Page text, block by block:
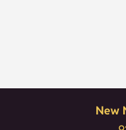
New